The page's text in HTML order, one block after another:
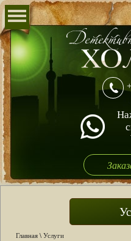
Главная \ Услуги